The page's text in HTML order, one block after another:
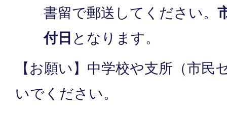
書留で郵送してください。
付日 となります。
【お願い】中学校や支所（市民
いでください。